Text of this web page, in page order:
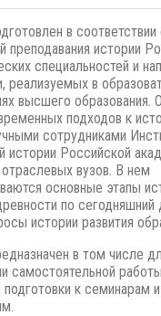
в соответствии
преподавания истории
специальностей и
реализуемых в
высшего образования.
подходов к
сотрудниками
истории Российской
вузов. В нем
основные этапы
по сегодняшний
истории развития
в том числе
самостоятельной работы
подготовки к семинарам и